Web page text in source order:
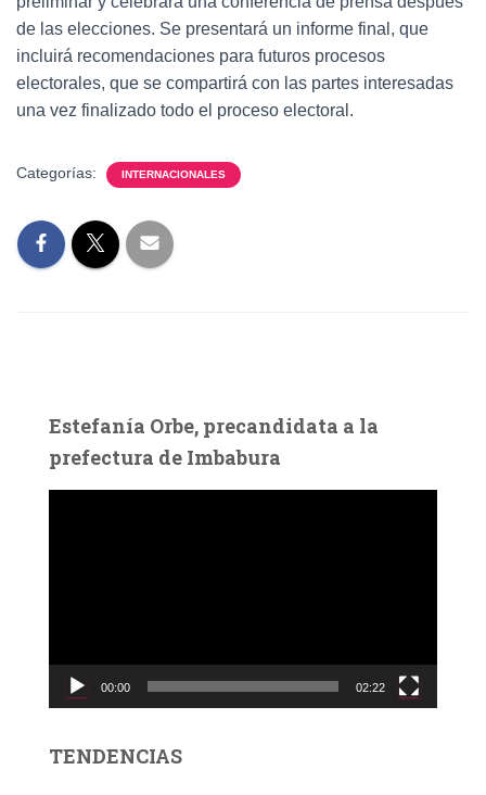
de las elecciones. Se presentará un informe final, que
incluirá recomendaciones para futuros procesos
electorales, que se compartirá con las partes interesadas
una vez finalizado todo el proceso electoral.
Categorías: INTERNACIONALES
Estefanía Orbe, precandidata a la
prefectura de Imbabura
c
d
00:00 02:22
TENDENCIAS